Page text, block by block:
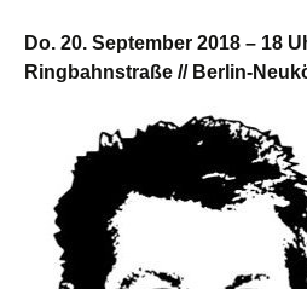
Do. 20. September 2018 – 18
Ringbahnstraße // Berlin-